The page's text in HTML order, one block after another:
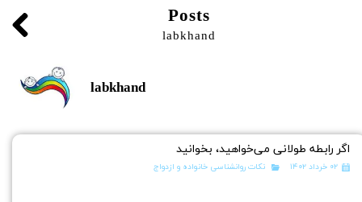
Posts
labkhand
labkhand
اگر رابطه‌ طولانی می‌خواهید، بخوانید
۰۲ خرداد ۱۴۰۲ نکات روانشناسی خانواده و ازدواج